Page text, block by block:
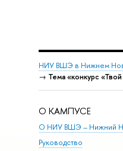
НИУ ВШЭ в Нижнем
→ Тема «конкурс
О КАМПУСЕ
О НИУ ВШЭ – Нижний
Руководство